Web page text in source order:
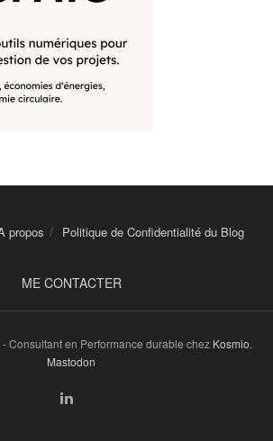
propos Politique de Confidentialité du Blog
ME CONTACTER
- Consultant en Performance durable chez Kosmio.
Mastodon